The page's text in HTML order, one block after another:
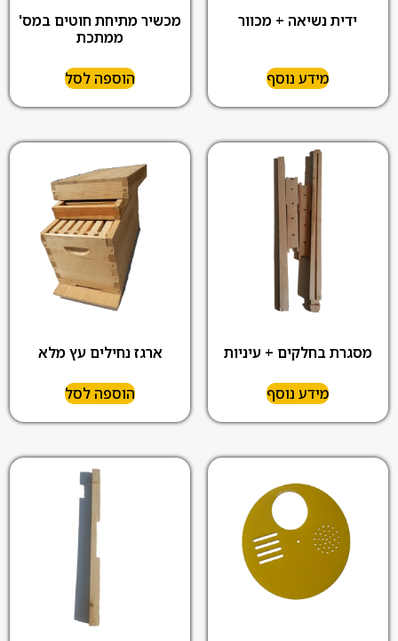
ידית נשיאה + מכוור
מידע נוסף
מכשיר מתיחת חוטים במס'
ממתכת
הוספה לסל
מסגרת בחלקים + עיניות
מידע נוסף
ארגז נחילים עץ מלא
הוספה לסל